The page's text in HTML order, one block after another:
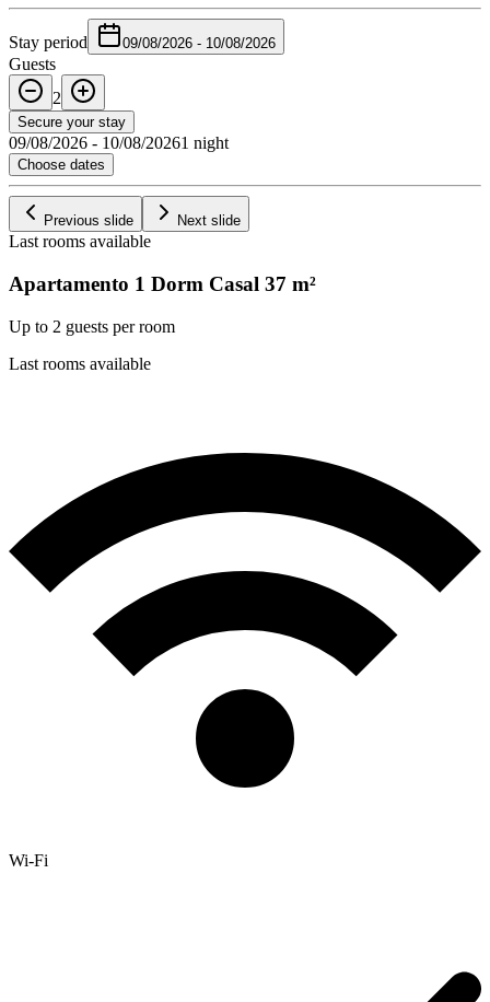
Stay period 09/08/2026 - 10/08/2026
Guests
2
Secure your stay
09/08/2026 - 10/08/20261 night
Choose dates
Previous slide Next slide
Last rooms available
Apartamento 1 Dorm Casal 37 m²
Up to 2 guests per room
Last rooms available
Wi-Fi